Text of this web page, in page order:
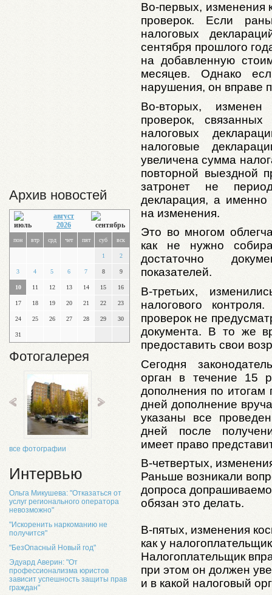
Архив новостей
август
2026
пон втр срд чет пят суб вск
1 2
3 4 5 6 7 8 9
10 11 12 13 14 15 16
17 18 19 20 21 22 23
24 25 26 27 28 29 30
31
Фотогалерея
все фотографии
Интервью
Ольга Микушева: "Отказаться от
услуг регионального оператора
невозможно"
"Искоренить наркоманию не
получится"
"БезОпасный Новый год"
Эдуард Аверин: "От
профессионализма юристов
зависит успешность защиты прав
граждан"
Во-первых, изменения
проверок. Если
налоговых
сентября прошлого
на добавленную
месяцев. Однако
нарушения, он вправе
Во-вторых,
проверок,
налоговых
налоговые
увеличена сумма
повторной выездной
затронет не
декларация, а именно
на изменения.
Это во многом
как не нужно
достаточно
показателей.
В-третьих,
налогового
проверок не
документа. В то же
предоставить свои
Сегодня
орган в течение 15
дополнения по итогам
дней дополнение
указаны все
дней после
имеет право
В-четвертых,
Раньше возникали
допроса
обязан это делать.
В-пятых, изменения
как у
Налогоплательщик
при этом он должен
и в какой налоговый